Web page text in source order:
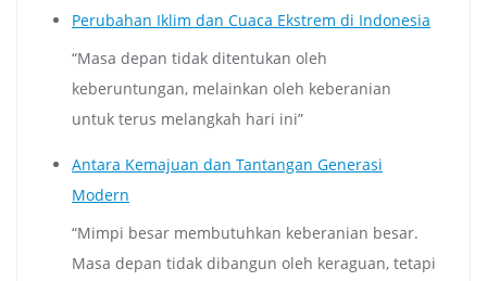
Perubahan Iklim dan Cuaca Ekstrem di Indonesia
“Masa depan tidak ditentukan oleh
keberuntungan, melainkan oleh keberanian
untuk terus melangkah hari ini”
Antara Kemajuan dan Tantangan Generasi
Modern
“Mimpi besar membutuhkan keberanian besar.
Masa depan tidak dibangun oleh keraguan, tetapi